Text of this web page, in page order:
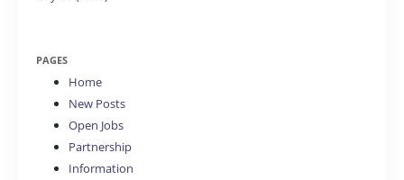
PAGES
Home
New Posts
Open Jobs
Partnership
Information